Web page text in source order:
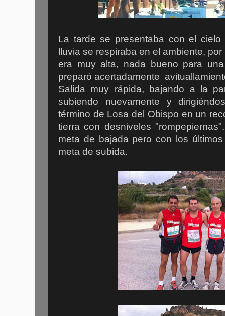
La tarde se presentaba con el
lluvia se respiraba en el ambiente,
era muy alta, nada bueno para
preparó acertadamente
Salida muy rápida, bajando a la
subiendo nuevamente y
término de Losa del Obispo en un
tierra con desniveles
meta de bajada pero con los
meta de subida.